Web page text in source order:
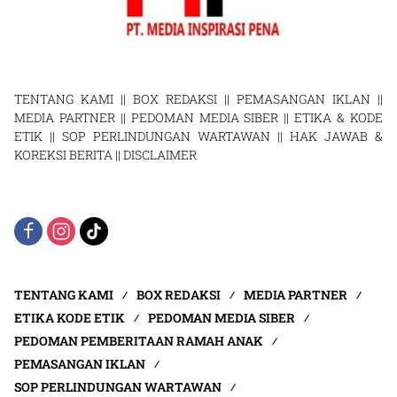
TENTANG KAMI || BOX REDAKSI || PEMASANGAN IKLAN ||
MEDIA PARTNER || PEDOMAN MEDIA SIBER ||ETIKA & KODE
ETIK || SOP PERLINDUNGAN WARTAWAN || HAK JAWAB &
KOREKSI BERITA || DISCLAIMER
TENTANG KAMI BOX REDAKSI
MEDIA PARTNER
ETIKA KODE ETIK
PEDOMAN MEDIA SIBER
PEDOMAN PEMBERITAAN RAMAH ANAK
PEMASANGAN IKLAN
SOP PERLINDUNGAN WARTAWAN